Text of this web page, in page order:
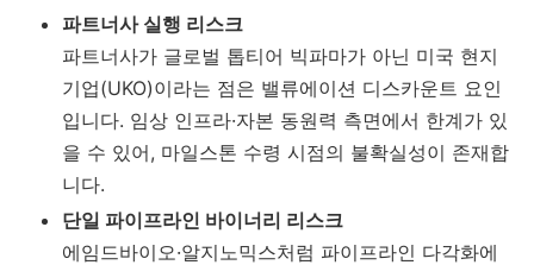
파트너사 실행 리스크
파트너사가 글로벌 톱티어 빅파마가 아닌 미국 현지
기업(UKO)이라는 점은 밸류에이션 디스카운트 요인
입니다. 임상 인프라·자본 동원력 측면에서 한계가 있
을 수 있어, 마일스톤 수령 시점의 불확실성이 존재합
니다.
단일 파이프라인 바이너리 리스크
에임드바이오·알지노믹스처럼 파이프라인 다각화에